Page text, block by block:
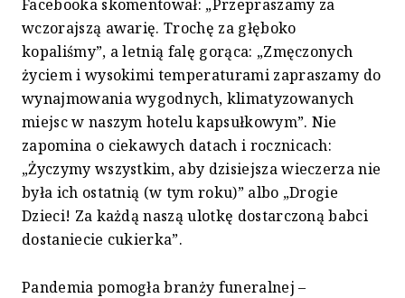
Facebooka skomentował: „Przepraszamy za
wczorajszą awarię. Trochę za głęboko
kopaliśmy”, a letnią falę gorąca: „Zmęczonych
życiem i wysokimi temperaturami zapraszamy do
wynajmowania wygodnych, klimatyzowanych
miejsc w naszym hotelu kapsułkowym”. Nie
zapomina o ciekawych datach i rocznicach:
„Życzymy wszystkim, aby dzisiejsza wieczerza nie
była ich ostatnią (w tym roku)” albo „Drogie
Dzieci! Za każdą naszą ulotkę dostarczoną babci
dostaniecie cukierka”.
Pandemia pomogła branży funeralnej –